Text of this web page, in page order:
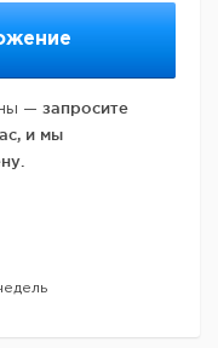
— запросите
и мы